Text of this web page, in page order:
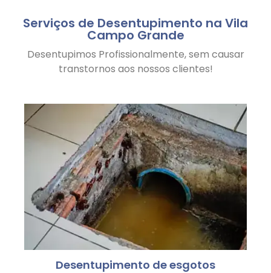
Serviços de Desentupimento na Vila
Campo Grande
Desentupimos Profissionalmente, sem causar
transtornos aos nossos clientes!
Desentupimento de esgotos